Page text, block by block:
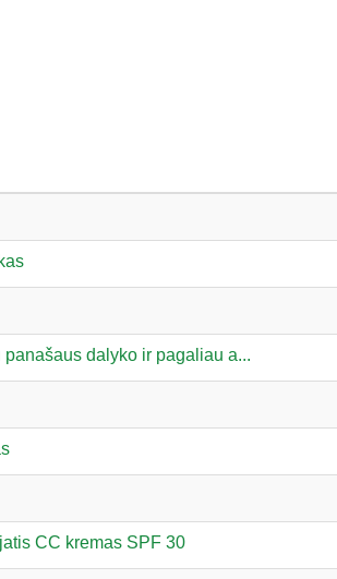
dalyko ir pagaliau a...
CC kremas SPF 30